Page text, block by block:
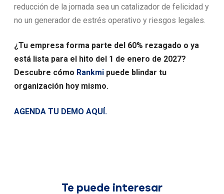
reducción de la jornada sea un catalizador de felicidad y
no un generador de estrés operativo y riesgos legales.
¿Tu empresa forma parte del 60% rezagado o ya
está lista para el hito del 1 de enero de 2027?
Descubre cómo Rankmi puede blindar tu
organización hoy mismo.
AGENDA TU DEMO AQUÍ.
Te puede interesar